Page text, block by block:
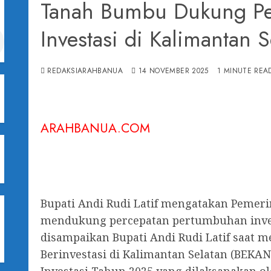
Tanah Bumbu Dukung
Investasi di Kalimantan
REDAKSIARAHBANUA 14 NOVEMBER 2025 1 MINUTE
ARAHBANUA.COM
Bupati Andi Rudi Latif mengatakan
mendukung percepatan pertumbuhan
disampaikan Bupati Andi Rudi Latif saat
Berinvestasi di Kalimantan Selatan